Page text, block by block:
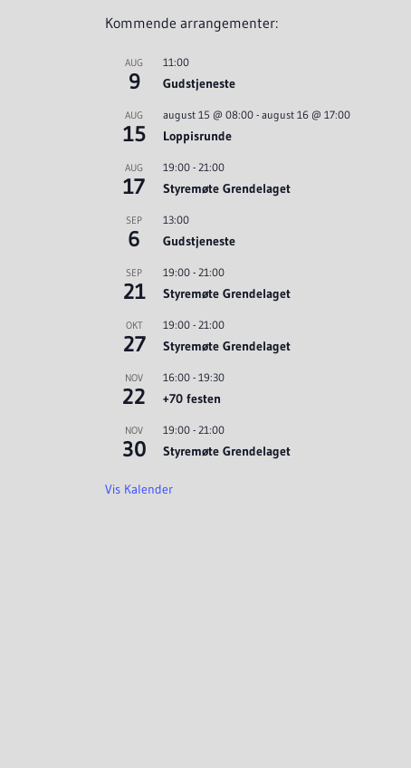
Kommende arrangementer:
AUG
9
11:00
Gudstjeneste
AUG
15
august 15 @ 08:00 - august 16 @ 17:00
Loppisrunde
AUG
17
19:00 - 21:00
Styremøte Grendelaget
SEP
6
13:00
Gudstjeneste
SEP
21
19:00 - 21:00
Styremøte Grendelaget
OKT
27
19:00 - 21:00
Styremøte Grendelaget
NOV
22
16:00 - 19:30
+70 festen
NOV
30
19:00 - 21:00
Styremøte Grendelaget
Vis Kalender